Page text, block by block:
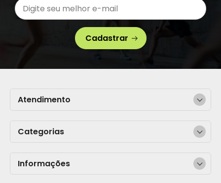
Cadastrar
Categorias
Informações
Atendimento